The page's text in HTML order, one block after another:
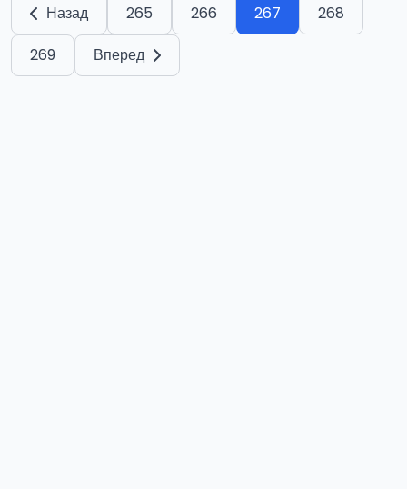
Назад 265 266 267
268
269
Вперед